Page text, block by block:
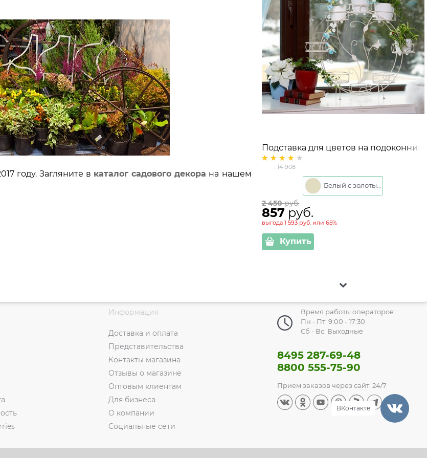
году. Загляните в каталог садового декора на нашем
Подставка для цветов на подоконник
HiTSAD 14-908 цвет белый с золотом
14-908
2 450 руб.
857 руб.
выгода 1 593 руб. или 65%
Купить
Информация
Доставка и оплата
Представительства
Контакты магазина
Отзывы о магазине
Оптовым клиентам
Для бизнеса
О компании
Социальные сети
Время работы операторов:
Пн - Пт: 9:00 - 17:30
Сб - Вс: Выходные
8495 287-69-48
8800 555-75-90
Прием заказов через сайт: 24/7
ВКонтакте